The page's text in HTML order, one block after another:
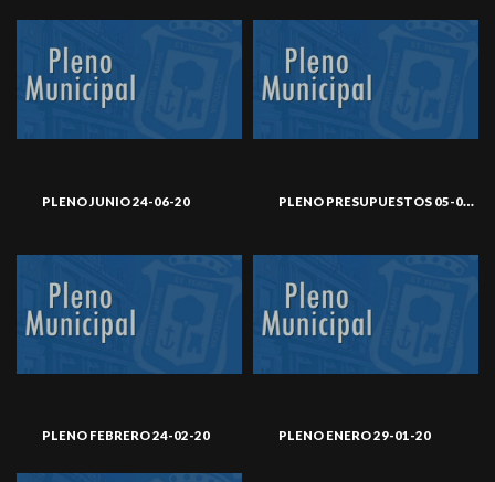
PLENO JUNIO 24-06-20 PLENO PRESUPUESTOS 05-03-20
PLENO FEBRERO 24-02-20 PLENO ENERO 29-01-20